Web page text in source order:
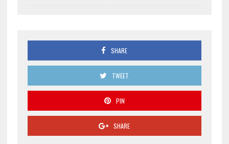
SHARE
TWEET
PIN
SHARE